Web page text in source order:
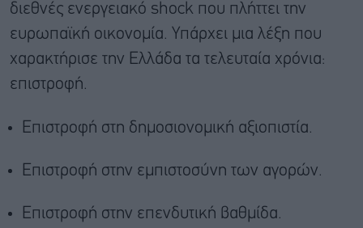
διεθνές ενεργειακό shock που πλήττει την
ευρωπαϊκή οικονομία. Υπάρχει μια λέξη που
χαρακτήρισε την Ελλάδα τα τελευταία χρόνια:
επιστροφή.
Επιστροφή στη δημοσιονομική αξιοπιστία.
Επιστροφή στην εμπιστοσύνη των αγορών.
Επιστροφή στην επενδυτική βαθμίδα.